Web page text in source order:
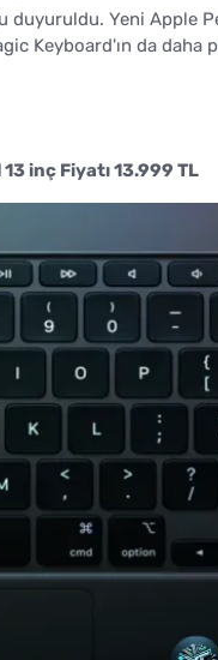
duyuruldu. Yeni Apple
Keyboard'ın da daha
inç Fiyatı 13.999 TL